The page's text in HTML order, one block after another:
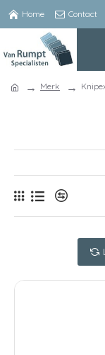
Home Contact
Merk